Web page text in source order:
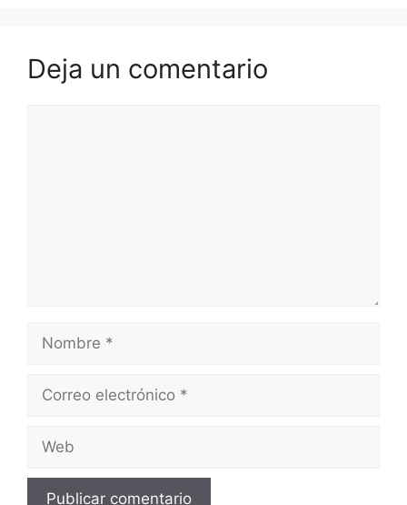
Deja un comentario
electrónico